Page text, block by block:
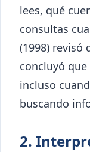
lees, qué
consultas
(1998) revisó
concluyó
incluso
buscando
2.